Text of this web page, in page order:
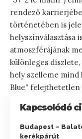
rendező
történetében is
helyszínválasztása
atmoszférájának
különleges
hely szelleme mind
Blue" felejthetetlen
Kapcsolódó
Budapest –
kerékpárút